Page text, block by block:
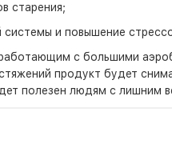
старения;
и повышение
с большими
продукт будет
полезен людям с лишним